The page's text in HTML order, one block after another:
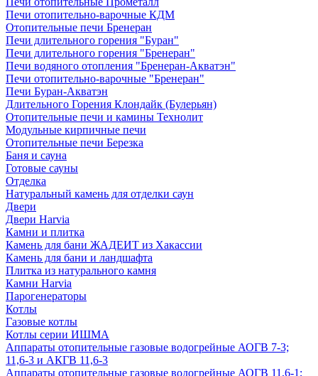
Печи отопительно-варочные КДМ
Отопительные печи Бренеран
Печи длительного горения "Буран"
Печи длительного горения "Бренеран"
Печи водяного отопления "Бренеран-Акватэн"
Печи отопительно-варочные "Бренеран"
Печи Буран-Акватэн
Длительного Горения Клондайк (Булерьян)
Отопительные печи и камины Технолит
Модульные кирпичные печи
Отопительные печи Березка
Баня и сауна
Готовые сауны
Отделка
Натуральный камень для отделки саун
Двери
Двери Harvia
Камни и плитка
Камень для бани ЖАДЕИТ из Хакассии
Камень для бани и ландшафта
Плитка из натурального камня
Камни Harvia
Парогенераторы
Котлы
Газовые котлы
Котлы серии ИШМА
Аппараты отопительные газовые водогрейные АОГВ 7-3;
11,6-3 и АКГВ 11,6-3
Аппараты отопительные газовые водогрейные АОГВ 11,6-1;